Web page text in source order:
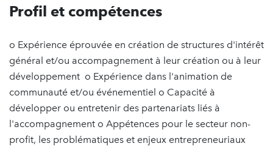
Profil et compétences
o Expérience éprouvée en création de structures d'intérêt
général et/ou accompagnement à leur création ou à leur
développement o Expérience dans l'animation de
communauté et/ou événementiel o Capacité à
développer ou entretenir des partenariats liés à
l'accompagnement o Appétences pour le secteur non-
profit, les problématiques et enjeux entrepreneuriaux